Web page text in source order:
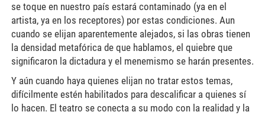
se toque en nuestro país estará contaminado (ya en el
artista, ya en los receptores) por estas condiciones. Aun
cuando se elijan aparentemente alejados, si las obras tienen
la densidad metafórica de que hablamos, el quiebre que
significaron la dictadura y el menemismo se harán presentes.
Y aún cuando haya quienes elijan no tratar estos temas,
difícilmente estén habilitados para descalificar a quienes sí
lo hacen. El teatro se conecta a su modo con la realidad y la